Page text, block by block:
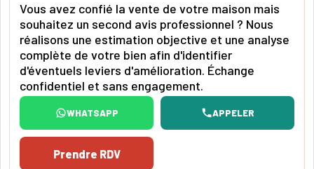
Vous avez confié la vente de votre maison mais
souhaitez un second avis professionnel ? Nous
réalisons une estimation objective et une analyse
complète de votre bien afin d'identifier
d'éventuels leviers d'amélioration. Échange
confidentiel et sans engagement.
WHATSAPP APPELER
Prendre RDV